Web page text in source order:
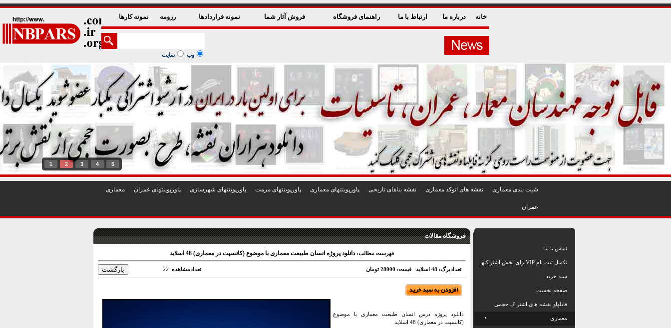
خانه درباره ما ارتباط با ما راهنمای فروشگاه فروش آثار شما نمونه قراردادها رزومه نمونه کارها
وب سایت
1 2 3 4 5
شيت بندی معماری نقشه های اتوکد معماری نقشه بناهای تاريخی پاورپوينتهای معماری پاورپوينتهای مرمت پاورپوينتهای شهرسازی پاورپوينتهای عمران معماری
عمران
فروشگاه مقالات
فهرست مطالب: دانلود پروژه انسان طبیعت معماری با موضوع (کانسپت در معماری) 48 اسلاید
تعدادبرگ: 48 اسلاید قیمت: 28000 تومان تعدادمشاهده 22
دانلود پروژه درس انسان طبیعت معماری با موضوع
(کانسپت در معماری) 48 اسلاید
تماس با ما
تکمیل ثبت نام VIPبرای بخش اشتراکیها
سبد خرید
صفحه نخست
فایلهاو نقشه های اشتراک حجمی
معماری